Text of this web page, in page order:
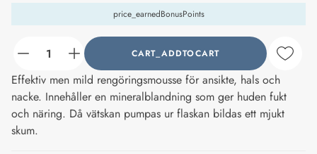
price_earnedBonusPoints
counter_current CART_ADDTOCART
Effektiv men mild rengöringsmousse för ansikte, hals och
nacke. Innehåller en mineralblandning som ger huden fukt
och näring. Då vätskan pumpas ur flaskan bildas ett mjukt
skum.